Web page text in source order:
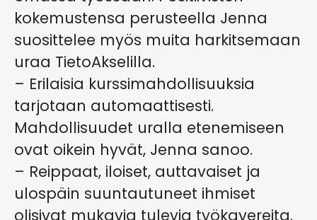
kokemustensa perusteella Jenna
suosittelee myös muita harkitsemaan
uraa TietoAkselilla.
– Erilaisia kurssimahdollisuuksia
tarjotaan automaattisesti.
Mahdollisuudet uralla etenemiseen
ovat oikein hyvät, Jenna sanoo.
– Reippaat, iloiset, auttavaiset ja
ulospäin suuntautuneet ihmiset
olisivat mukavia tulevia työkavereita.